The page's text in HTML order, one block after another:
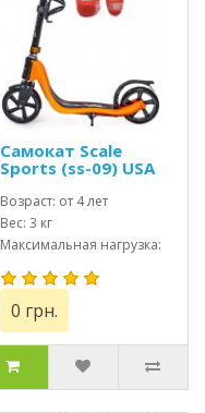
Самокат Scale
Sports (ss-09) USA
фонарик
Возраст: от 4 лет
Вес: 3 кг
Максимальная нагрузка:
до 80 кг
0 грн.